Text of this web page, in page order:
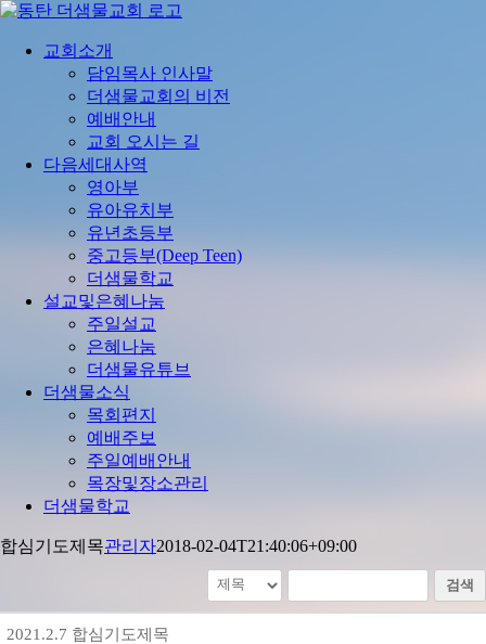
콘
교회소개
담임목사 인사말
더샘물교회의 비전
예배안내
교회 오시는 길
다음세대사역
영아부
유아유치부
유년초등부
중고등부(Deep Teen)
더샘물학교
설교및은혜나눔
주일설교
은혜나눔
더샘물유튜브
더샘물소식
목회편지
예배주보
주일예배안내
목장및장소관리
더샘물학교
합심기도제목관리자2018-02-04T21:40:06+09:00
검색
2021.2.7 합심기도제목